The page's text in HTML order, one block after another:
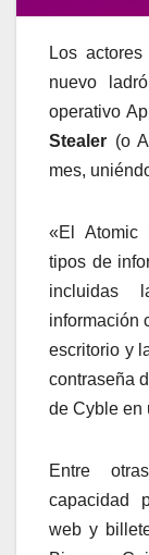
Los
nuevo
operativo
Stealer (o
mes,
«El Atomic
tipos de
incluidas
información
escritorio y
contraseña
de Cyble en
Entre
capacidad
web y